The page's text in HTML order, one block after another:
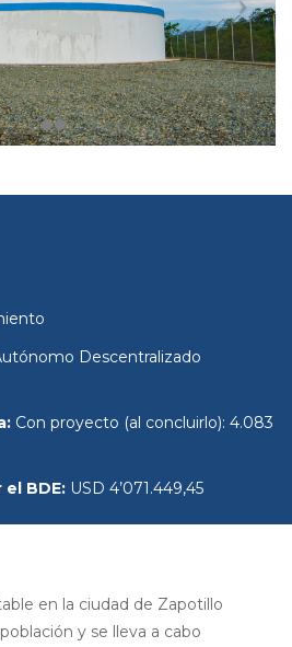
Descentralizado
Con proyecto (al concluirlo): 4.083
BDE: USD 4’071.449,45
en la ciudad de Zapotillo
y se lleva a cabo